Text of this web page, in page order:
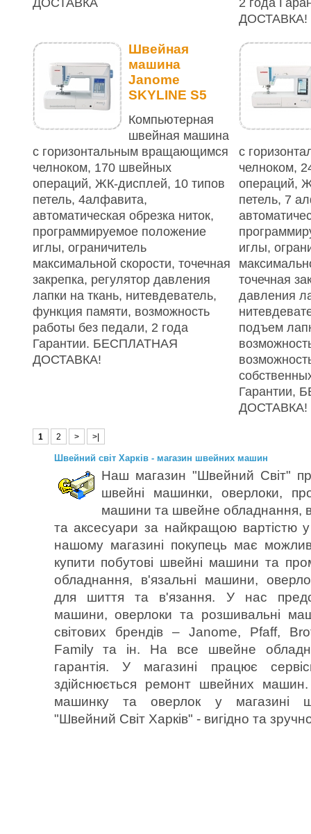
ДОСТАВКА!
Швейная
машина
Janome
SKYLINE S5
Компьютерная
швейная машина
с горизонтальным вращающимся
челноком, 170 швейных
операций, ЖК-дисплей, 10 типов
петель, 4алфавита,
автоматическая обрезка ниток,
программируемое положение
иглы, ограничитель
максимальной скорости, точечная
закрепка, регулятор давления
лапки на ткань, нитевдеватель,
функция памяти, возможность
работы без педали, 2 года
Гарантии. БЕСПЛАТНАЯ
ДОСТАВКА!
с
челноком,
операций,
петель, 7
иглы,
точечная
давления
подъем
Гарантии,
ДОСТАВКА!
1 2 > >|
Швейний світ Харків - магазин швейних машин
Наш магазин "Швейний Світ"
швейні машинки, оверлоки,
машини та швейне обладнання,
та аксесуари за найкращою вартістю у
нашому магазині покупець має
купити побутові швейні машини та
обладнання, в'язальні машини,
для шиття та в'язання. У нас
машини, оверлоки та розшивальні
світових брендів – Janome, Pfaff,
Family та ін. На все швейне
гарантія. У магазині працює
здійснюється ремонт швейних
машинку та оверлок у магазині
"Швейний Світ Харків" - вигідно та